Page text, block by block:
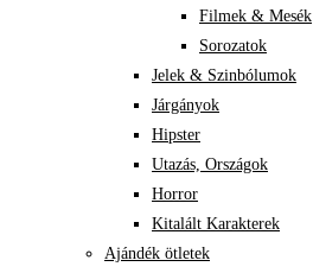
Filmek & Mesék
Sorozatok
Jelek & Szinbólumok
Járgányok
Hipster
Utazás, Országok
Horror
Kitalált Karakterek
Ajándék ötletek